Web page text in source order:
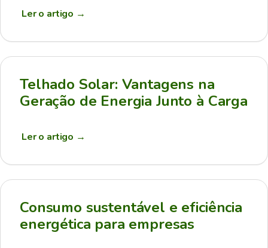
Ler o artigo →
Telhado Solar: Vantagens na
Geração de Energia Junto à Carga
Ler o artigo →
Consumo sustentável e eficiência
energética para empresas